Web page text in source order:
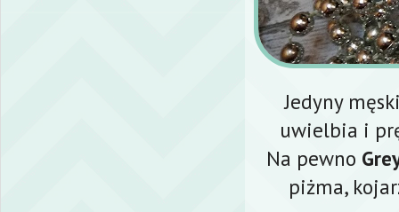
Jedyny
uwielbia i
Na pewno
piżma,